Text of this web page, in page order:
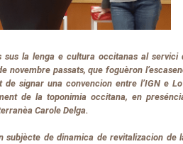
sus la lenga e cultura occitanas al servici
novembre passats, que foguèron
de signar una convencion entre l’IGN e
de la toponimia occitana, en
Carole Delga.
subjècte de dinamica de revitalizacion de